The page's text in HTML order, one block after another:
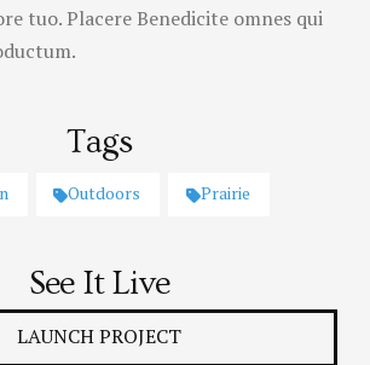
tuo. Placere Benedicite omnes qui
Tags
Outdoors Prairie
See It Live
LAUNCH PROJECT